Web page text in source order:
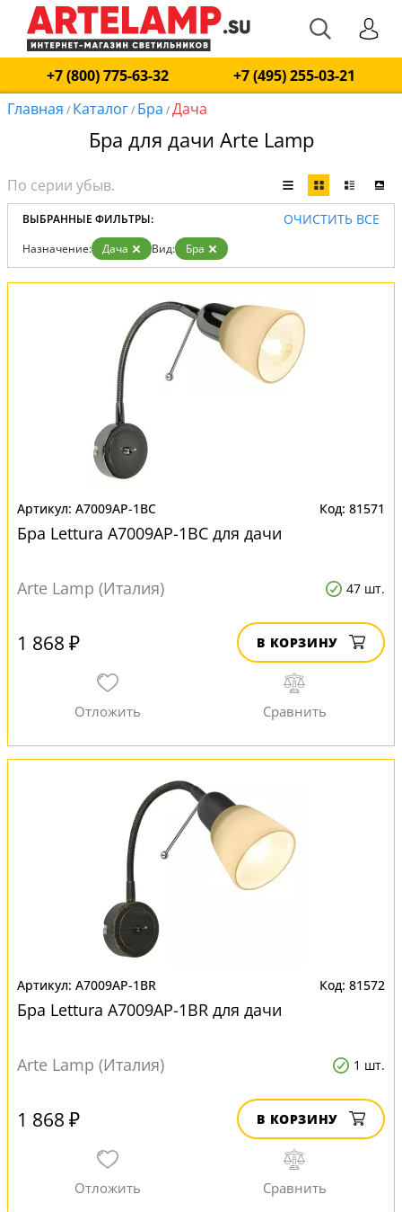
+7 (800) 775-63-32
+7 (495) 255-03-21
Главная / Каталог/ Бра /Дача
Бра для дачи Arte Lamp
ВЫБРАННЫЕ ФИЛЬТРЫ: ОЧИСТИТЬ ВСЕ
Назначение: Дача Вид: Бра
A7009AP-1BC 81571
Бра Lettura A7009AP-1BC для дачи
Arte Lamp (Италия) 47 шт.
1 868 ₽ В КОРЗИНУ
A7009AP-1BR 81572
Бра Lettura A7009AP-1BR для дачи
Arte Lamp (Италия) 1 шт.
1 868 ₽ В КОРЗИНУ